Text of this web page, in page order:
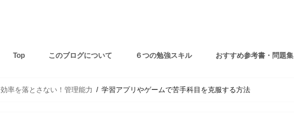
Top このブログについて ６つの勉強スキル おすすめ参考書・問題集
効率を落とさない！管理能力 学習アプリやゲームで苦手科目を克服する方法